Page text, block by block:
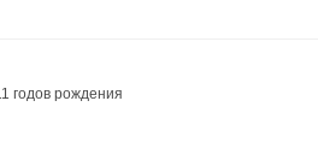
годов рождения